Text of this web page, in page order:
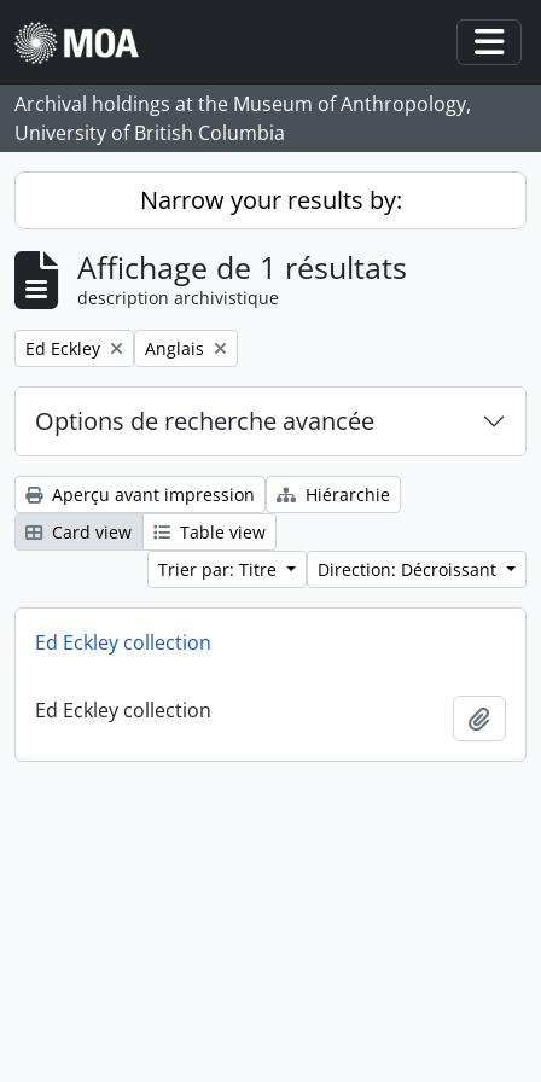
Skip to main content
Archival holdings at the Museum of Anthropology,
University of British Columbia
Narrow your results by:
Affichage de 1 résultats
description archivistique
Remove filter:
Ed Eckley Remove filter:
Anglais
Options de recherche avancée
Aperçu avant impression
Hiérarchie
Card view
Table view
Trier par: Titre
Direction: Décroissant
Ed Eckley collection
Ed Eckley collection